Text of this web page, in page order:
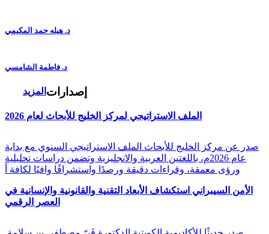
د. هيله حمد المكيمي
د. فاطمة الشامسي
المزيد إصدارات
الملف الاستراتيجي لمركز الخليج للأبحاث لعام 2026
صدر عن مركز الخليج للأبحاث الملف الاستراتيجي السنوي مع بداية
عام 2026م، باللغتين العربية والانجليزية وتضمن دراسات تحليلية
ورؤى معمقة، وقراءات دقيقة ورصدًا واستشرافًا وافيًا لكافة أ
الأمن السيبراني استكشاف الأبعاد التقنية والقانونية والإنسانية في
العصر الرقمي